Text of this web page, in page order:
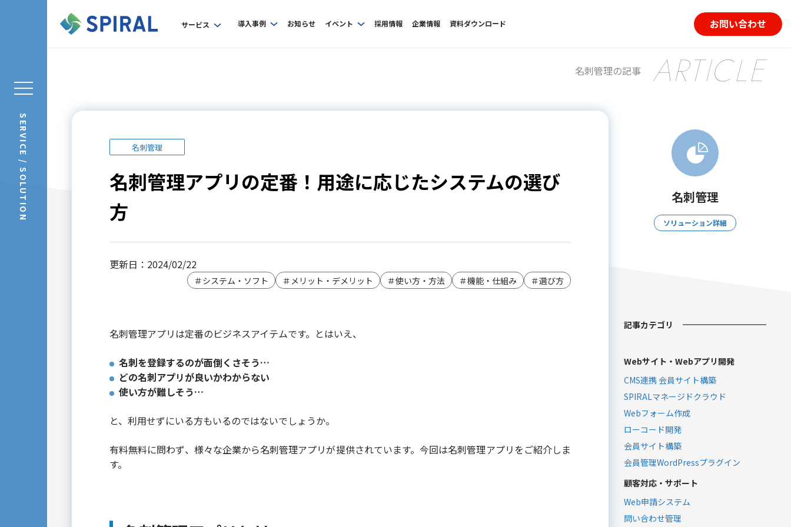
サービス 導入事例 お知らせ イベント 採用情報 企業情報 資料ダウンロード お問い合わせ
SERVICE / SOLUTION
名刺管理の記事 ARTICLE
名刺管理
名刺管理アプリの定番！用途に応じたシステムの選び
方
更新日：2024/02/22
＃システム・ソフト ＃メリット・デメリット ＃使い方・方法 ＃機能・仕組み ＃選び方
名刺管理アプリは定番のビジネスアイテムです。とはいえ、
名刺を登録するのが面倒くさそう…
どの名刺アプリが良いかわからない
使い方が難しそう…
と、利用せずにいる方もいるのではないでしょうか。
有料無料に問わず、様々な企業から名刺管理アプリが提供されています。今回は名刺管理アプリをご紹介しま
す。
名刺管理
ソリューション詳細
記事カテゴリ
Webサイト・Webアプリ開発
CMS連携 会員サイト構築
SPIRALマネージドクラウド
Webフォーム作成
ローコード開発
会員サイト構築
会員管理WordPressプラグイン
顧客対応・サポート
Web申請システム
問い合わせ管理